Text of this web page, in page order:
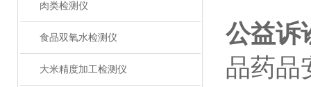
肉类检测仪
食品双氧水检测仪
大米精度加工检测仪
公益诉
品药品